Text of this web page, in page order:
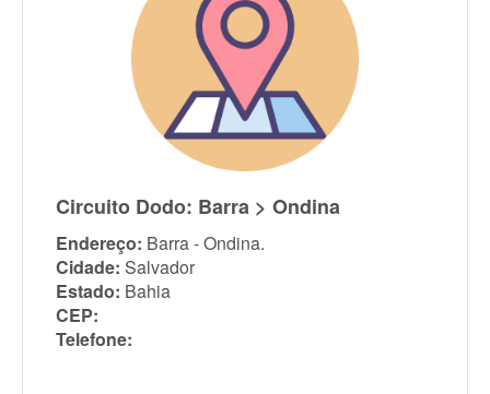
Circuito Dodo: Barra > Ondina
Endereço: Barra - Ondina.
Cidade: Salvador
Estado: Bahia
CEP:
Telefone: